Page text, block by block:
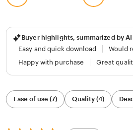
Buyer highlights, summarized by AI
Easy and quick download
Would
Happy with purchase
Great
Filter
by
category
Ease of use (7) Quality (4)